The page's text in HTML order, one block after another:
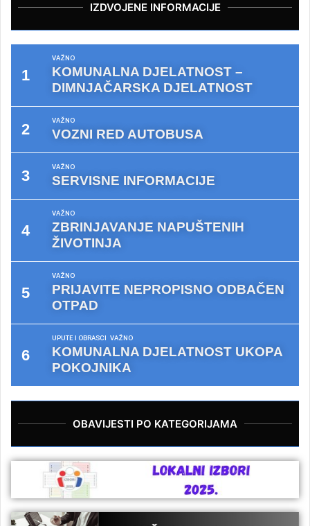
IZDVOJENE INFORMACIJE
VAŽNO
KOMUNALNA DJELATNOST –
DIMNJAČARSKA DJELATNOST
VAŽNO
VOZNI RED AUTOBUSA
VAŽNO
SERVISNE INFORMACIJE
VAŽNO
ZBRINJAVANJE NAPUŠTENIH
ŽIVOTINJA
VAŽNO
PRIJAVITE NEPROPISNO ODBAČEN
OTPAD
UPUTE I OBRASCI VAŽNO
KOMUNALNA DJELATNOST UKOPA
POKOJNIKA
OBAVIJESTI PO KATEGORIJAMA